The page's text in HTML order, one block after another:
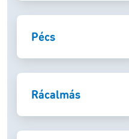
Pécs
Rácalmás